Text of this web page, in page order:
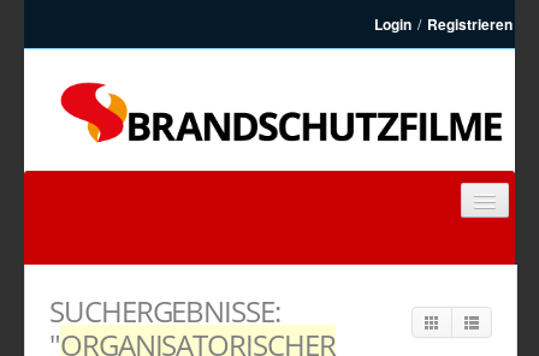
Login / Registrieren
ARTIKEL
SUCHERGEBNISSE:
"ORGANISATORISCHER